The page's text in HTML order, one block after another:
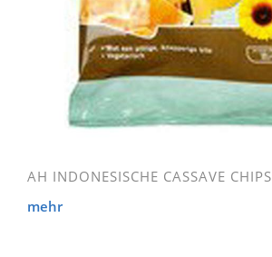
AH INDONESISCHE CASSAVE CHIPS
mehr